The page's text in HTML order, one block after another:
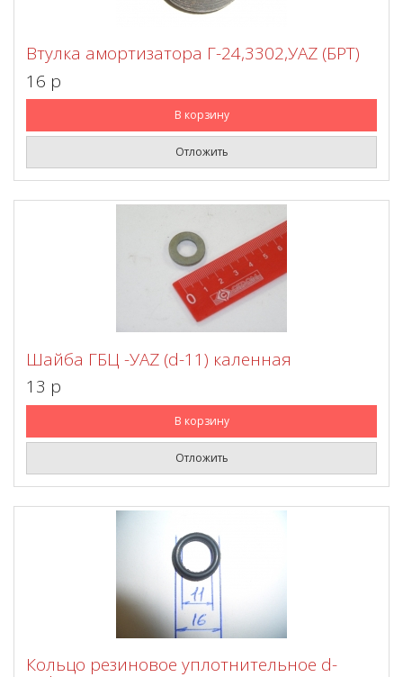
Втулка амортизатора Г-24,3302,УАZ (БРТ)
16 p
В корзину
Отложить
Шайба ГБЦ -УАZ (d-11) каленная
13 p
В корзину
Отложить
Кольцо резиновое уплотнительное d-